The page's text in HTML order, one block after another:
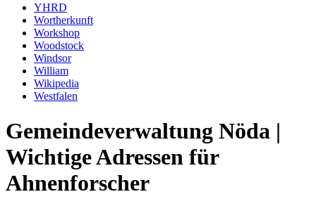
YHRD
Wortherkunft
Workshop
Woodstock
Windsor
William
Wikipedia
Westfalen
Gemeindeverwaltung Nöda |
Wichtige Adressen für
Ahnenforscher